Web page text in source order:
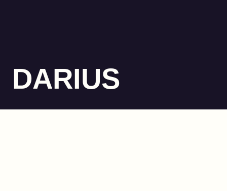
DARIUS